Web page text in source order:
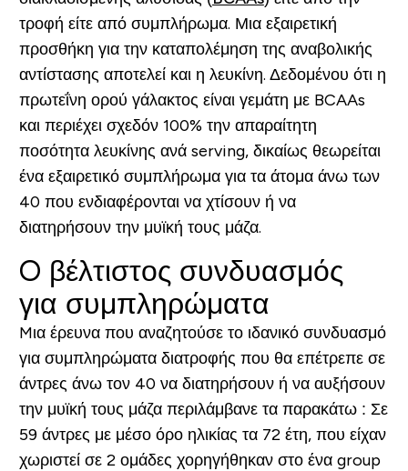
τροφή είτε από συμπλήρωμα. Μια εξαιρετική
προσθήκη για την καταπολέμηση της αναβολικής
αντίστασης αποτελεί και η λευκίνη. Δεδομένου ότι η
πρωτεΐνη ορού γάλακτος είναι γεμάτη με BCAAs
και περιέχει σχεδόν 100% την απαραίτητη
ποσότητα λευκίνης ανά serving, δικαίως θεωρείται
ένα εξαιρετικό συμπλήρωμα για τα άτομα άνω των
40 που ενδιαφέρονται να χτίσουν ή να
διατηρήσουν την μυϊκή τους μάζα.
O βέλτιστος συνδυασμός
για συμπληρώματα
Mια έρευνα που αναζητούσε το ιδανικό συνδυασμό
για συμπληρώματα διατροφής που θα επέτρεπε σε
άντρες άνω τον 40 να διατηρήσουν ή να αυξήσουν
την μυϊκή τους μάζα περιλάμβανε τα παρακάτω : Σε
59 άντρες με μέσο όρο ηλικίας τα 72 έτη, που είχαν
χωριστεί σε 2 ομάδες χορηγήθηκαν στο ένα group